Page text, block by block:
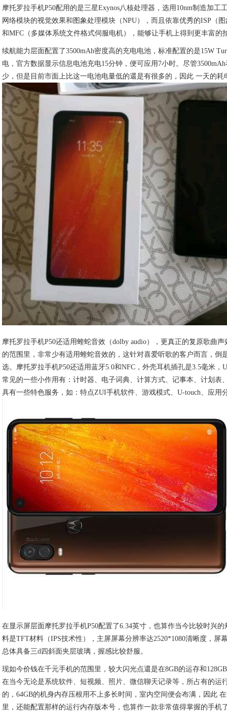
摩托罗拉手机P50配用的是三星Exynos八核处理器，选用10nm制造加工
网络模块的视觉效果和图象处理模块（NPU），而且依靠优秀的ISP（
和MFC（多媒体系统文件格式伺服电机），能够让手机上得到更丰富的
续航能力层面配置了3500mAh密度高的充电电池，标准配置的是15W
电，官方数据显示信息电池充电15分钟，便可应用7小时。尽管
少，但是目前市面上比这一电池电量低的還是有很多的，因此 一天的耗
摩托罗拉手机P50还适用蝰蛇音效（dolby audio），更真正的复原歌曲
的范围里，非常少有适用蝰蛇音效的，这针对喜爱听歌的客户而言，倒
选。摩托罗拉手机P50还适用蓝牙5.0和NFC，外壳耳机插孔是3.5毫米，
常见的一些小作用有：计时器、电子词典、计算方式、记事本、计划表
具有一些特色服务，如：特点ZUI手机软件、游戏模式、U-touch、应用
在显示屏层面摩托罗拉手机P50配置了6.34英寸，也算作当今比较时兴
料是TFT材料（IPS技术性），主屏屏幕分辨率达2520*1080清晰度，屏
总体具备三d四斜面夹层玻璃，握感比较舒服。
现如今价钱在千元手机的范围里，较大闪光点還是在8GB的运存和
在当今无论是系统软件、短视频、照片、微信聊天记录等，所占有的运
的，64GB的机身内存压根用不上多长时间，室内空间便会布满，因此
里，还能配置那样的运行内存版本号，也算作一款非常值得掌握的手机